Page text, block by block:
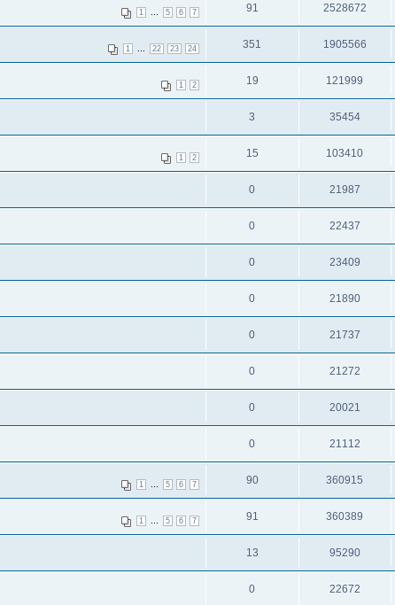
1 5 6 7 91 2528672
1 22 23 24 351 1905566
1 2 19 121999
3 35454
1 2 15 103410
0 21987
0 22437
0 23409
0 21890
0 21737
0 21272
0 20021
0 21112
1 5 6 7 90 360915
1 5 6 7 91 360389
13 95290
0 22672